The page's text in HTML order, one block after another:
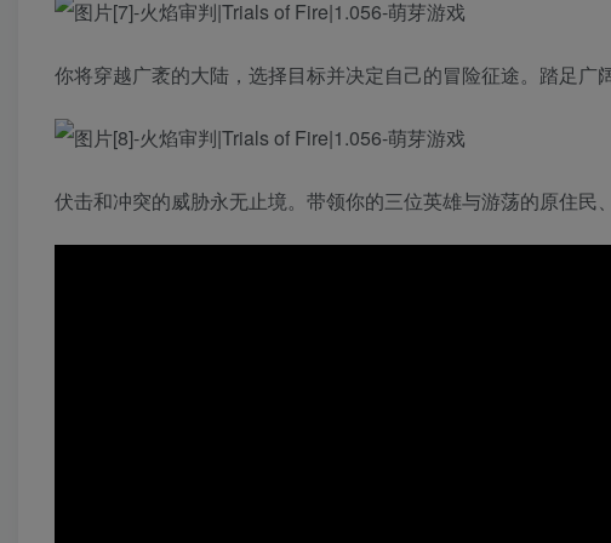
你将穿越广袤的大陆，选择目标并决定自己的冒险征途。踏足
伏击和冲突的威胁永无止境。带领你的三位英雄与游荡的原住民